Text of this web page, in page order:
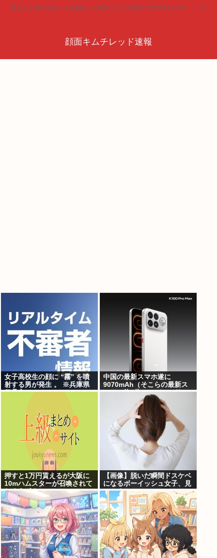
見る人が見ればキムチを頬張った時のように火照りだす5chまとめニュース
顔面キムチレッド速報
女子高校生の顔に “霧” を噴
射する男が発生 。 ※兵庫県
伊丹市
中国の最新スマホ遂に
9070mAh（そこらの最新ス
マホの約2倍）のバッテリー
を積んでしまうwww
押すと1万円貰えるが大阪に
10mハムスターが召喚されて
しまうボタン
【画像】脱いだ瞬間ドスケベ
になるボーイッシュ女子、見
つかるwww